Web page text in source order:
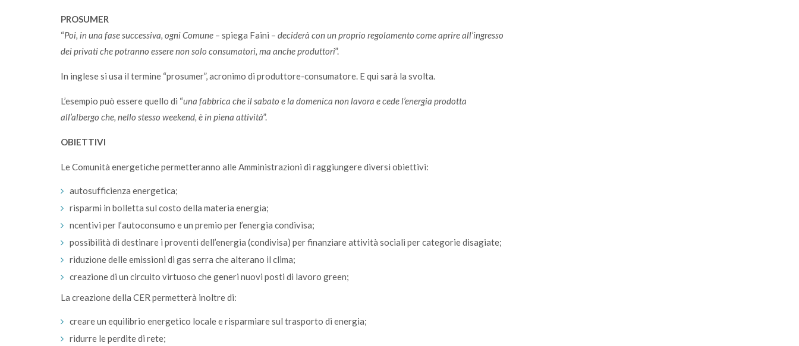
PROSUMER
“Poi, in una fase successiva, ogni Comune – spiega Faini – deciderà con un proprio regolamento come aprire all’ingresso
dei privati che potranno essere non solo consumatori, ma anche produttori”.
In inglese si usa il termine “prosumer”, acronimo di produttore-consumatore. E qui sarà la svolta.
L’esempio può essere quello di “una fabbrica che il sabato e la domenica non lavora e cede l’energia prodotta
all’albergo che, nello stesso weekend, è in piena attività”.
OBIETTIVI
Le Comunità energetiche permetteranno alle Amministrazioni di raggiungere diversi obiettivi:
autosufficienza energetica;
risparmi in bolletta sul costo della materia energia;
ncentivi per l’autoconsumo e un premio per l’energia condivisa;
possibilità di destinare i proventi dell’energia (condivisa) per finanziare attività sociali per categorie disagiate;
riduzione delle emissioni di gas serra che alterano il clima;
creazione di un circuito virtuoso che generi nuovi posti di lavoro green;
La creazione della CER permetterà inoltre di:
creare un equilibrio energetico locale e risparmiare sul trasporto di energia;
ridurre le perdite di rete;